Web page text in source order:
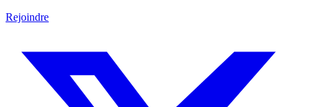
Rejoindre